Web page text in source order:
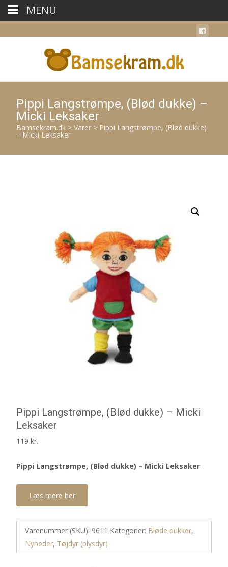
Pippi Langstrømpe, (Blød dukke) –
Micki Leksaker
Bamsekram.dk > Varer > Pippi Langstrømpe, (Blød dukke)
– Micki Leksaker
Pippi Langstrømpe, (Blød dukke) – Micki
Leksaker
119 kr.
Pippi Langstrømpe, (Blød dukke) – Micki Leksaker
Læs mere her
Varenummer (SKU): 9611 Kategorier: Bløde dukker,
Nyheder, Tøjdyr (plysdyr)
MENU